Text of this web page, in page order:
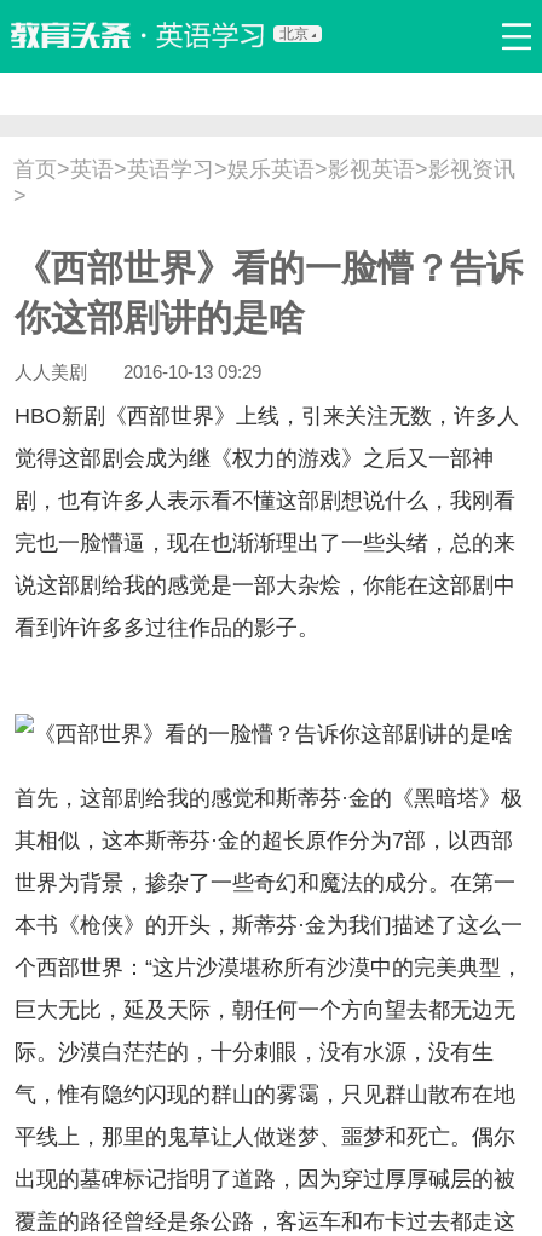
北京
双语新闻 口译翻译 职场英语 娱乐英语 少儿英语
流行语 新概念
首页>英语>英语学习 >娱乐英语>影视英语>影视资讯
>
《西部世界》看的一脸懵？告诉
你这部剧讲的是啥
人人美剧 2016-10-13 09:29
新剧《西部世界》上线，引来关注无数，许多人
觉得这部剧会成为继《权力的游戏》之后又一部神
剧，也有许多人表示看不懂这部剧想说什么，我刚看
完也一脸懵逼，现在也渐渐理出了一些头绪，总的来
说这部剧给我的感觉是一部大杂烩，你能在这部剧中
看到许许多多过往作品的影子。
，这部剧给我的感觉和斯蒂芬·金的《黑暗塔》极
其相似，这本斯蒂芬·金的超长原作分为7部，以西部
世界为背景，掺杂了一些奇幻和魔法的成分。在第一
本书《枪侠》的开头，斯蒂芬·金为我们描述了这么一
个西部世界：“这片沙漠堪称所有沙漠中的完美典型，
巨大无比，延及天际，朝任何一个方向望去都无边无
际。沙漠白茫茫的，十分刺眼，没有水源，没有生
气，惟有隐约闪现的群山的雾霭，只见群山散布在地
平线上，那里的鬼草让人做迷梦、噩梦和死亡。偶尔
出现的墓碑标记指明了道路，因为穿过厚厚碱层的被
覆盖的路径曾经是条公路，客运车和布卡过去都走这